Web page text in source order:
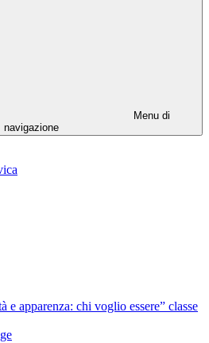
Menu di
navigazione
e apparenza: chi voglio essere” classe